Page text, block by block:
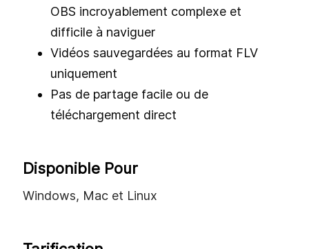
OBS incroyablement complexe et
difficile à naviguer
Vidéos sauvegardées au format FLV
uniquement
Pas de partage facile ou de
téléchargement direct
Disponible Pour
Windows, Mac et Linux